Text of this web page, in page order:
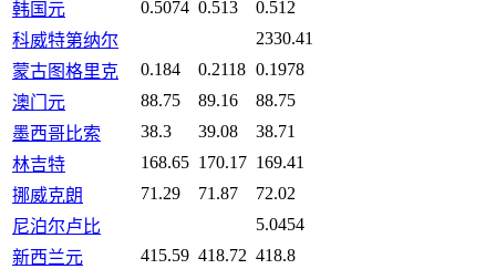
韩国元 0.5074 0.513
0.512
科威特第纳尔
2330.41
蒙古图格里克
0.184 0.2118 0.1978
澳门元
88.75 89.16
88.75
墨西哥比索
38.3 39.08
38.71
林吉特
168.65 170.17 169.41
挪威克朗
71.29 71.87
72.02
尼泊尔卢比
5.0454
新西兰元
415.59 418.72 418.8